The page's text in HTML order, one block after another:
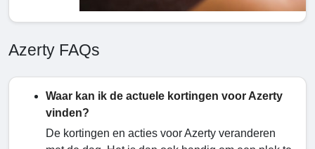
Azerty FAQs
Waar kan ik de actuele kortingen voor Azerty
vinden?
De kortingen en acties voor Azerty veranderen